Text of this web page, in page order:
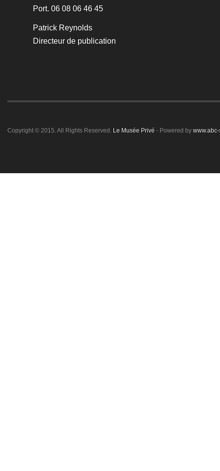
Port. 06 08 06 46 45
Patrick Reynolds
Directeur de publication
Copyright © 2015. All Rights Reserved. Le Musée Privé - Powered by